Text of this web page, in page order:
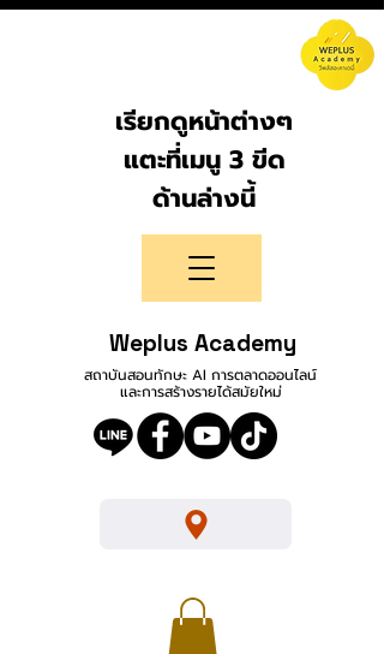
เรียกดูหน้าต่างๆ
แตะที่เมนู 3 ขีด
ด้านล่างนี้
Weplus Academy
สถาบันสอนทักษะ AI การตลาดออนไลน์
และการสร้างรายได้สมัยใหม่